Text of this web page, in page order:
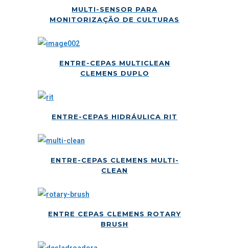
MULTI-SENSOR PARA
MONITORIZAÇÃO DE CULTURAS
ENTRE-CEPAS MULTICLEAN
CLEMENS DUPLO
ENTRE-CEPAS HIDRÁULICA RIT
ENTRE-CEPAS CLEMENS MULTI-
CLEAN
ENTRE CEPAS CLEMENS ROTARY
BRUSH